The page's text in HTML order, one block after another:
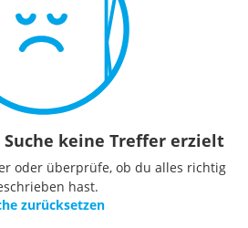
keine Treffer erzielt
oder überprüfe, ob du alles richtig
hast.
zurücksetzen